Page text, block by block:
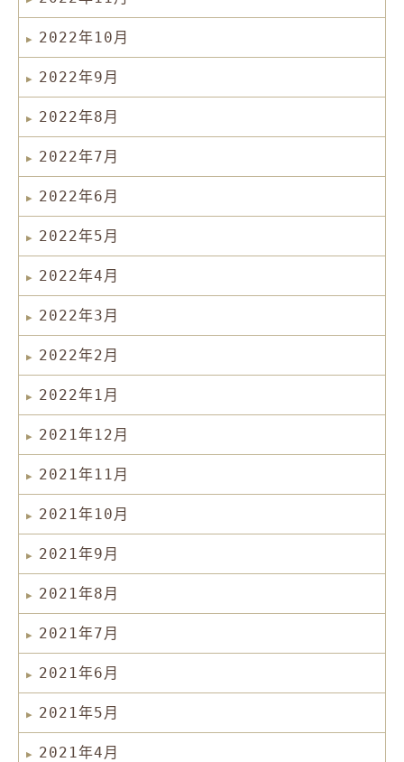
2022年10月
2022年9月
2022年8月
2022年7月
2022年6月
2022年5月
2022年4月
2022年3月
2022年2月
2022年1月
2021年12月
2021年11月
2021年10月
2021年9月
2021年8月
2021年7月
2021年6月
2021年5月
2021年4月